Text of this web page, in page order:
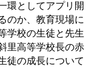
環としてアプリ開
のか、教育現場に
学校の生徒と先生
里高等学校長の赤
徒の成長について